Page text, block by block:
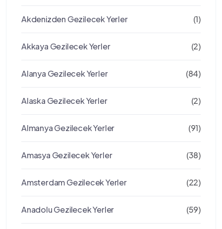
Akdenizden Gezilecek Yerler (1)
Akkaya Gezilecek Yerler (2)
Alanya Gezilecek Yerler (84)
Alaska Gezilecek Yerler (2)
Almanya Gezilecek Yerler (91)
Amasya Gezilecek Yerler (38)
Amsterdam Gezilecek Yerler (22)
Anadolu Gezilecek Yerler (59)